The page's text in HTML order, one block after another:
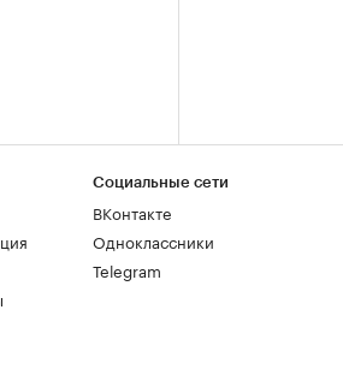
Социальные сети
ВКонтакте
Одноклассники
Telegram